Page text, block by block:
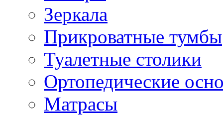
Зеркала
Прикроватные тумбы
Туалетные столики
Ортопедические
Матрасы